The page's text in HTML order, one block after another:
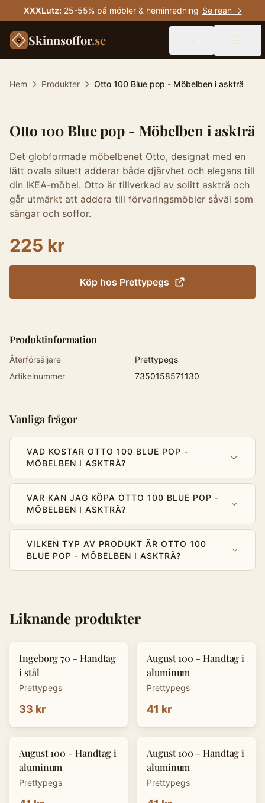
XXXLutz: 25-55% på möbler & heminredning Se rean →
Skinnsoffor.se
Hem Produkter Otto 100 Blue pop - Möbelben i askträ
Otto 100 Blue pop - Möbelben i askträ
Det globformade möbelbenet Otto, designat med en
lätt ovala siluett adderar både djärvhet och elegans till
din IKEA-möbel. Otto är tillverkad av solitt askträ och
går utmärkt att addera till förvaringsmöbler såväl som
sängar och soffor.
225 kr
Köp hos Prettypegs
Produktinformation
Återförsäljare
Prettypegs
Artikelnummer
7350158571130
Vanliga frågor
VAD KOSTAR OTTO 100 BLUE POP -
MÖBELBEN I ASKTRÄ?
VAR KAN JAG KÖPA OTTO 100 BLUE POP -
MÖBELBEN I ASKTRÄ?
VILKEN TYP AV PRODUKT ÄR OTTO 100
BLUE POP - MÖBELBEN I ASKTRÄ?
Liknande produkter
Ingeborg 70 - Handtag
i stål
Prettypegs
33 kr
August 100 - Handtag i
aluminum
Prettypegs
41 kr
August 100 - Handtag i
aluminum
Prettypegs
August 100 - Handtag i
aluminum
Prettypegs